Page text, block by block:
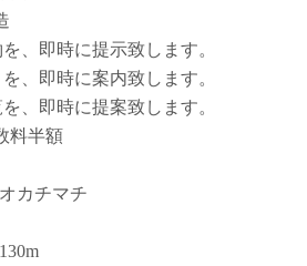
、即時に提示致します。
、即時に案内致します。
、即時に提案致します。
料半額
カチマチ